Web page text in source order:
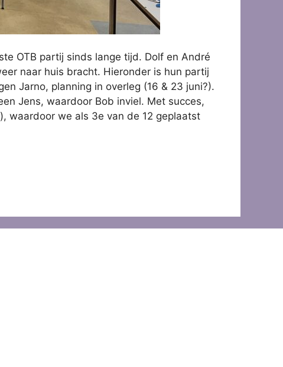
OTB partij sinds lange tijd. Dolf en André
naar huis bracht. Hieronder is hun partij
Jarno, planning in overleg (16 & 23 juni?).
Jens, waardoor Bob inviel. Met succes,
waardoor we als 3e van de 12 geplaatst